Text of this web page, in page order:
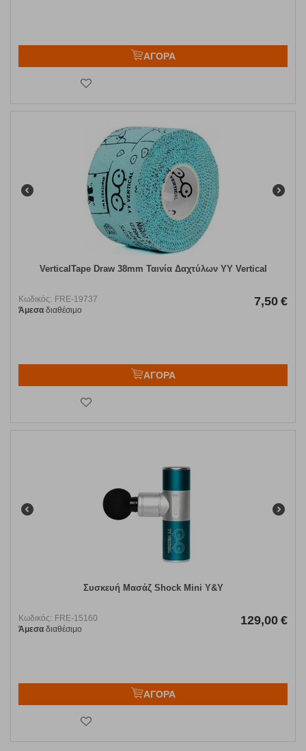
ΑΓΟΡΑ
VerticalTape Draw 38mm Ταινία Δαχτύλων YY Vertical
Κωδικός: FRE-19737
Άμεσα διαθέσιμο
7,50 €
ΑΓΟΡΑ
Συσκευή Μασάζ Shock Mini Y&Y
Κωδικός: FRE-15160
Άμεσα διαθέσιμο
129,00 €
ΑΓΟΡΑ